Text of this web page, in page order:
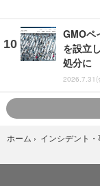
GMOペ
を設立
処分に
2026.7.31(
ホーム › インシデント・